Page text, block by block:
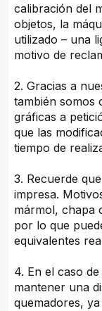
calibración del
objetos, la
utilizado – una
motivo de
2. Gracias a
también somos
gráficas a
que las
tiempo de
3. Recuerde
impresa.
mármol, chapa
por lo que
equivalentes
4. En el caso
mantener una
quemadores,